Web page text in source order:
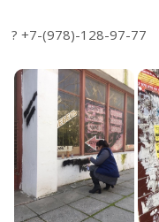
? +7-(978)-128-97-77